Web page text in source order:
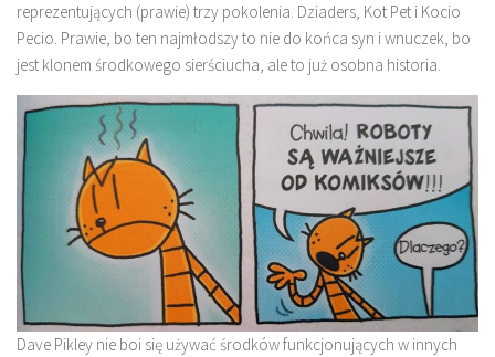
reprezentujących (prawie) trzy pokolenia. Dziaders, Kot Pet i Kocio
Pecio. Prawie, bo ten najmłodszy to nie do końca syn i wnuczek, bo
jest klonem środkowego sierściucha, ale to już osobna historia.
Dave Pikley nie boi się używać środków funkcjonujących w innych